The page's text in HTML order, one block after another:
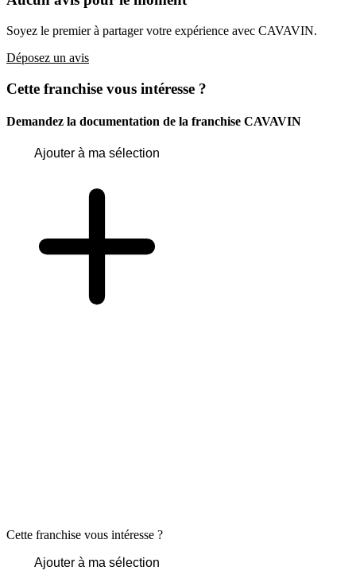
Soyez le premier à partager votre expérience avec CAVAVIN.
Déposez un avis
Cette franchise vous intéresse ?
Demandez la documentation de la franchise CAVAVIN
Ajouter à ma sélection
Cette franchise vous intéresse ?
Ajouter à ma sélection